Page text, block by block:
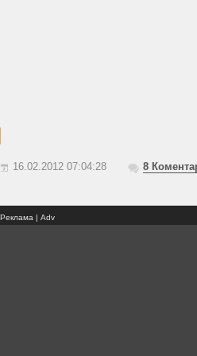
16.02.2012 07:04:28 8
Реклама | Adv